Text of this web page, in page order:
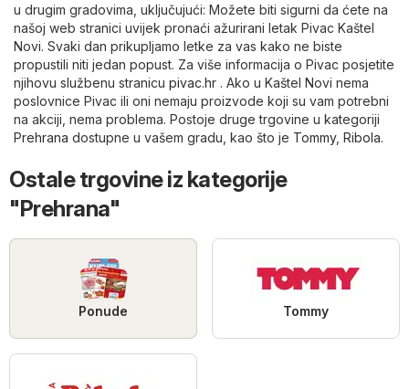
u drugim gradovima, uključujući: Možete biti sigurni da ćete na
našoj web stranici uvijek pronaći ažurirani letak Pivac Kaštel
Novi. Svaki dan prikupljamo letke za vas kako ne biste
propustili niti jedan popust. Za više informacija o Pivac posjetite
njihovu službenu stranicu pivac.hr . Ako u Kaštel Novi nema
poslovnice Pivac ili oni nemaju proizvode koji su vam potrebni
na akciji, nema problema. Postoje druge trgovine u kategoriji
Prehrana dostupne u vašem gradu, kao što je Tommy, Ribola.
Ostale trgovine iz kategorije
"Prehrana"
Ponude Tommy